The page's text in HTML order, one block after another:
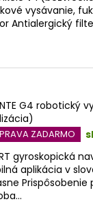
vysávanie,
Antialergický
G4 robotický
ZADARMO
gyroskopická
aplikácia v